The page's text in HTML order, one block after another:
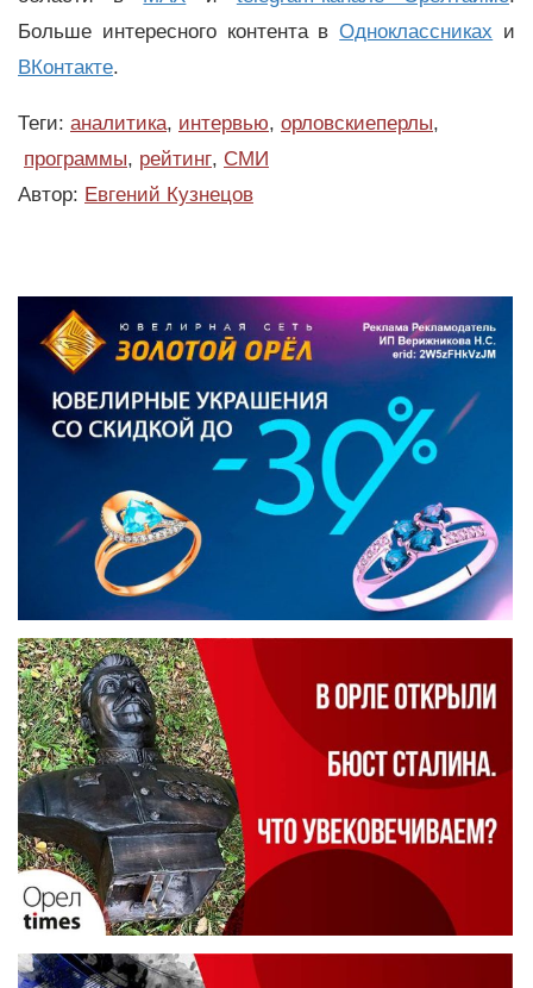
Больше интересного контента вОдноклассниках и
ВКонтакте.
Теги: аналитика, интервью, орловскиеперлы,
программы, рейтинг, СМИ
Автор: Евгений Кузнецов